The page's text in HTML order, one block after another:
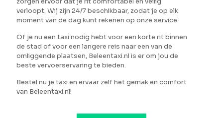
verloopt. Wij zijn 24/7 beschikbaar, zodat je op elk
moment van de dag kunt rekenen op onze service.
Of je nu een taxi nodig hebt voor een korte rit binnen
de stad of voor een langere reis naar een van de
omliggende plaatsen, Beleentaxi.nl is er om jou de
beste vervoerservaring te bieden.
Bestel nu je taxi en ervaar zelf het gemak en comfort
van Beleentaxi.nl!